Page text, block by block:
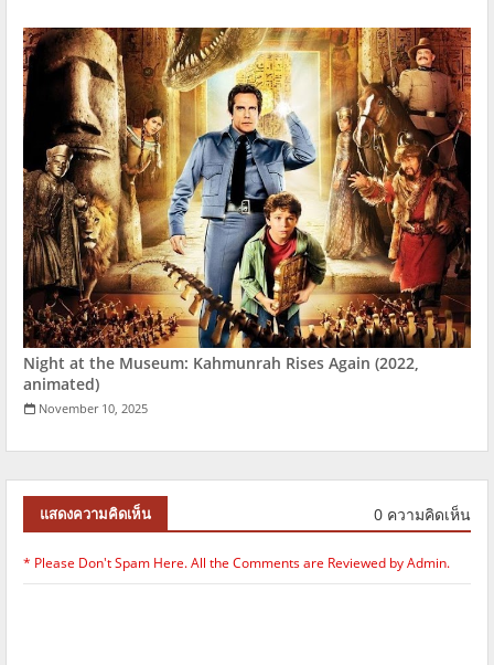
Night at the Museum: Kahmunrah Rises Again (2022,
animated)
November 10, 2025
แสดงความคิดเห็น 0 ความคิดเห็น
* Please Don't Spam Here. All the Comments are Reviewed by Admin.